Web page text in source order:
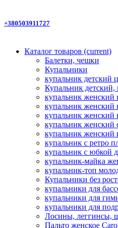
+380503911727
Каталог товаров (current)
Балетки, чешки
Купальники
купальник детский
Купальник детский,
купальник женский
купальник женский
купальник женский
купальник женский
купальник женский
купальник с ретро
купальник с юбкой
купальник-майка
купальник-топ
Купальники без
купальники для
купальники для
купальники для
Лосины, леггинсы,
Пальто женское